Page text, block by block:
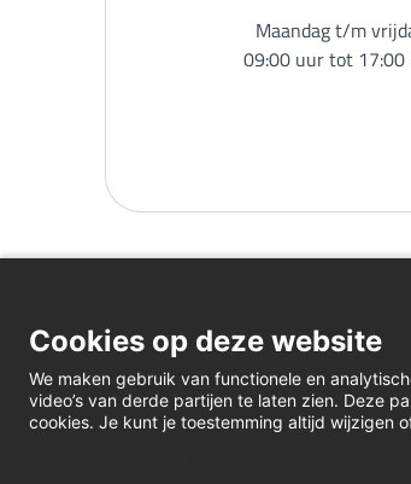
Maandag t/m
09:00 uur tot 17:00
Cookies op deze website
We maken gebruik van functionele en
video’s van derde partijen te laten zien. Deze
cookies. Je kunt je toestemming altijd wijzigen